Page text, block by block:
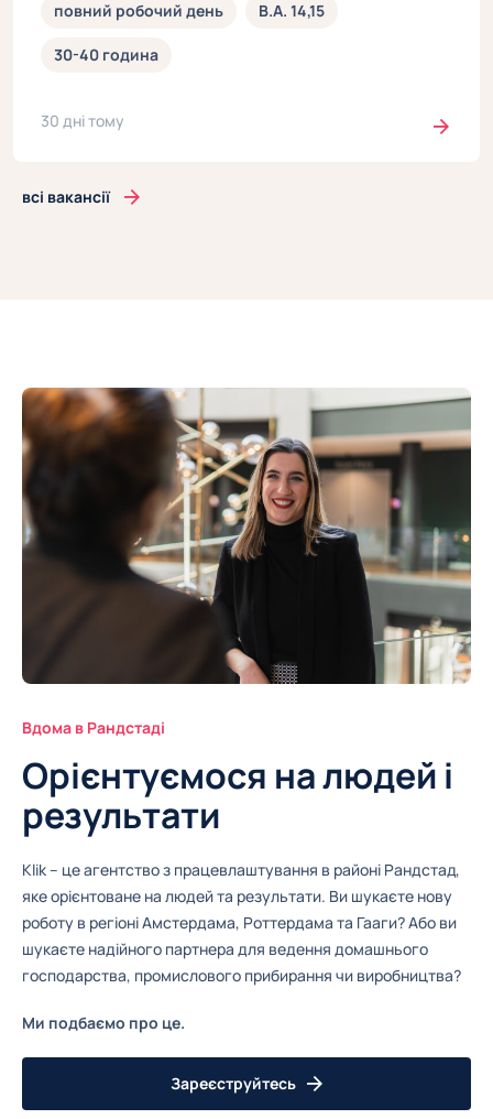
повний робочий день В.А. 14,15
30-40 година
30 дні тому
всі вакансії
Вдома в Рандстаді
Орієнтуємося на людей і
результати
Klik – це агентство з працевлаштування в районі Рандстад,
яке орієнтоване на людей та результати. Ви шукаєте нову
роботу в регіоні Амстердама, Роттердама та Гааги? Або ви
шукаєте надійного партнера для ведення домашнього
господарства, промислового прибирання чи виробництва?
Ми подбаємо про це.
Зареєструйтесь